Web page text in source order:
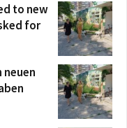
to new
for
neuen